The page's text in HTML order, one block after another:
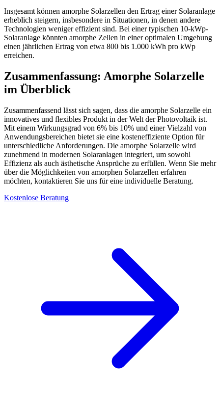
Insgesamt können amorphe Solarzellen den Ertrag einer Solaranlage
erheblich steigern, insbesondere in Situationen, in denen andere
Technologien weniger effizient sind. Bei einer typischen 10-kWp-
Solaranlage könnten amorphe Zellen in einer optimalen Umgebung
einen jährlichen Ertrag von etwa 800 bis 1.000 kWh pro kWp
erreichen.
Zusammenfassung: Amorphe Solarzelle
im Überblick
Zusammenfassend lässt sich sagen, dass die amorphe Solarzelle ein
innovatives und flexibles Produkt in der Welt der Photovoltaik ist.
Mit einem Wirkungsgrad von 6% bis 10% und einer Vielzahl von
Anwendungsbereichen bietet sie eine kosteneffiziente Option für
unterschiedliche Anforderungen. Die amorphe Solarzelle wird
zunehmend in modernen Solaranlagen integriert, um sowohl
Effizienz als auch ästhetische Ansprüche zu erfüllen. Wenn Sie mehr
über die Möglichkeiten von amorphen Solarzellen erfahren
möchten, kontaktieren Sie uns für eine individuelle Beratung.
Kostenlose Beratung